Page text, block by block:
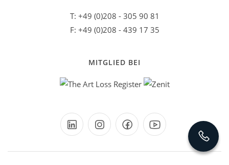
T: +49 (0)208 - 305 90 81
F: +49 (0)208 - 439 17 35
MITGLIED BEI